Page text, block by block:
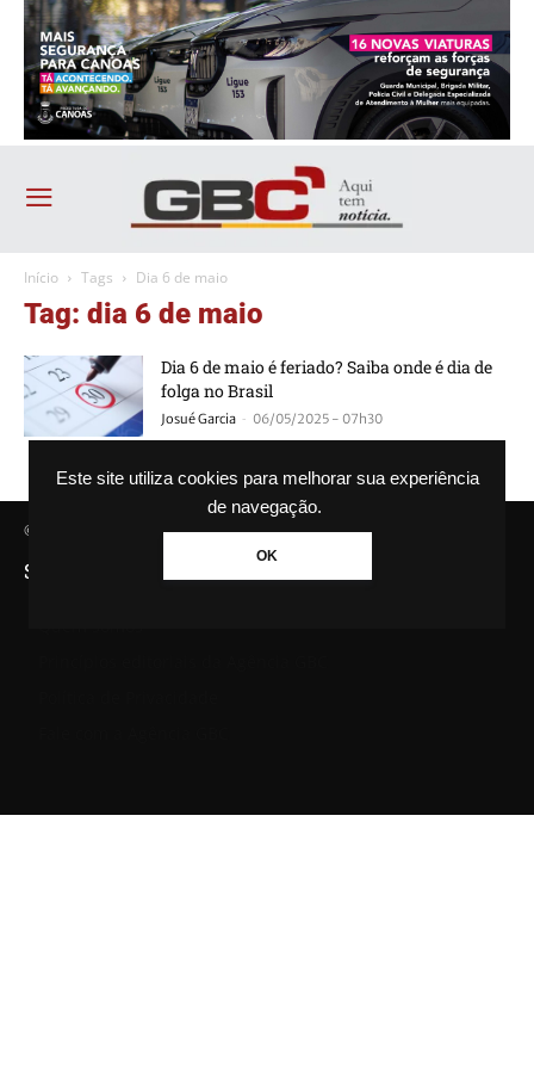
Este site utiliza cookies para melhorar sua experiência
de navegação.
OK
Início Tags Dia 6 de maio
Tag: dia 6 de maio
Dia 6 de maio é feriado? Saiba onde é dia de
folga no Brasil
Josué Garcia - 06/05/2025 - 07h30
© Agência GBC. Aqui tem notícia. Todos os direitos reservados.
SAIBA MAIS SOBRE A AGÊNCIA GBC